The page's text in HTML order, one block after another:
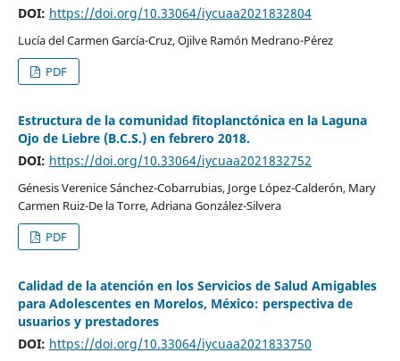
DOI: https://doi.org/10.33064/iycuaa2021832804
Lucía del Carmen García-Cruz, Ojilve Ramón Medrano-Pérez
PDF
Estructura de la comunidad fitoplanctónica en la Laguna
Ojo de Liebre (B.C.S.) en febrero 2018.
DOI: https://doi.org/10.33064/iycuaa2021832752
Génesis Verenice Sánchez-Cobarrubias, Jorge López-Calderón, Mary
Carmen Ruiz-De la Torre, Adriana González-Silvera
PDF
Calidad de la atención en los Servicios de Salud Amigables
para Adolescentes en Morelos, México: perspectiva de
usuarios y prestadores
DOI: https://doi.org/10.33064/iycuaa2021833750